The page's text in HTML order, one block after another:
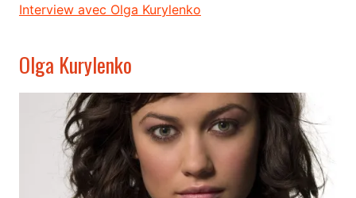
Interview avec Olga Kurylenko
Olga Kurylenko